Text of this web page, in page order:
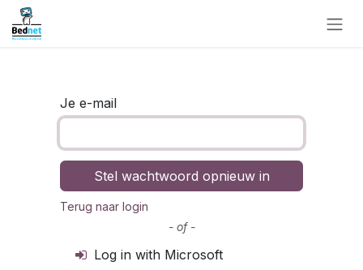
Overslaan naar inhoud
Je e-mail
Stel wachtwoord opnieuw in
Terug naar login
- of -
Log in with Microsoft